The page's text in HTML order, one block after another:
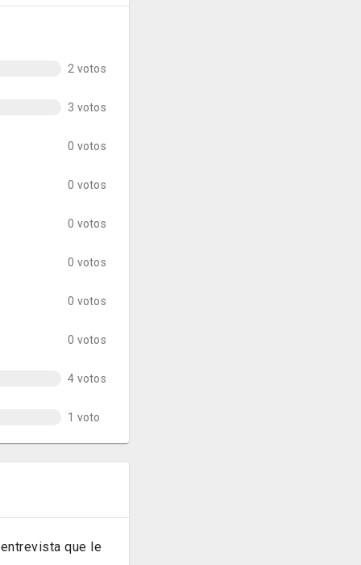
2 votos
3 votos
0 votos
0 votos
0 votos
0 votos
0 votos
0 votos
4 votos
1 voto
que le